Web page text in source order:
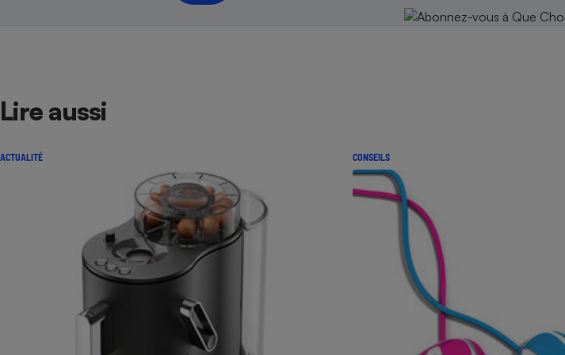
Lire aussi
ACTUALITÉ CONSEILS